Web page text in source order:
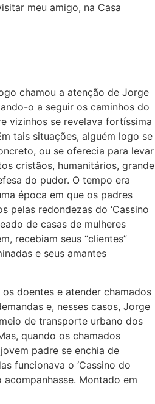
meu amigo, na Casa
chamou a atenção de Jorge
o a seguir os caminhos do
vizinhos se revelava fortíssima
tais situações, alguém logo se
ou se oferecia para levar
cristãos, humanitários, grande
do pudor. O tempo era
época em que os padres
pelas redondezas do ‘Cassino
de casas de mulheres
recebiam seus “clientes”
e seus amantes
doentes e atender chamados
e, nesses casos, Jorge
de transporte urbano dos
quando os chamados
padre se enchia de
funcionava o ‘Cassino do
Montado em